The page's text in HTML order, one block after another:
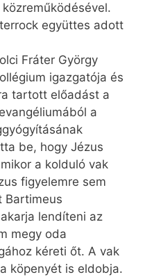
együttes adott
Fráter György
igazgatója és
tartott előadást a
a
be, hogy Jézus
a kolduló vak
figyelemre sem
Bartimeus
lendíteni az
megy oda
kéreti őt. A vak
köpenyét is eldobja.